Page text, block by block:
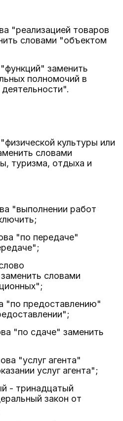
"реализацией товаров
словами "объектом
заменить
полномочий в
культуры или
словами
туризма, отдыха и
"выполнении работ
"по передаче"
словами
"по предоставлению"
"по сдаче" заменить
"услуг агента"
услуг агента";
- тринадцатый
закон от